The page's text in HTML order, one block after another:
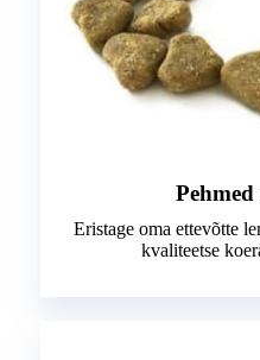
Eristage oma ettevõtte
kvaliteetse